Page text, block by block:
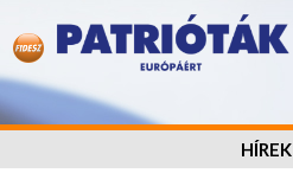
HÍREK